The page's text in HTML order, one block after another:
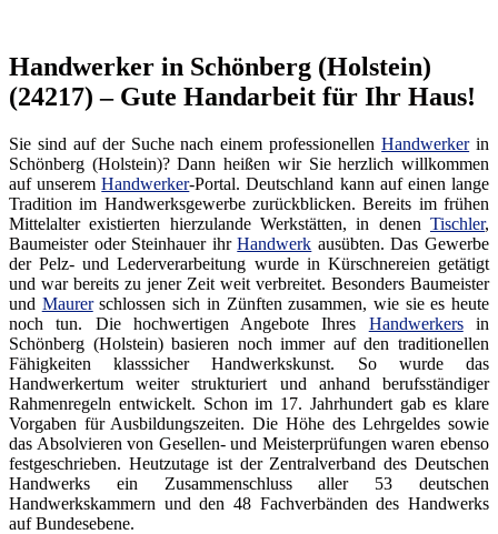
Handwerker in Schönberg (Holstein)
(24217) – Gute Handarbeit für Ihr Haus!
Sie sind auf der Suche nach einem professionellenHandwerkerin
Schönberg (Holstein)? Dann heißen wir Sie herzlich willkommen
auf unseremHandwerker-Portal. Deutschland kann auf einen lange
Tradition im Handwerksgewerbe zurückblicken. Bereits im frühen
Mittelalter existierten hierzulande Werkstätten, in denen Tischler,
Baumeister oder Steinhauer ihrHandwerk ausübten. Das Gewerbe
der Pelz- und Lederverarbeitung wurde in Kürschnereien getätigt
und war bereits zu jener Zeit weit verbreitet. Besonders Baumeister
und Maurerschlossen sich in Zünften zusammen, wie sie es heute
noch tun. Die hochwertigen Angebote Ihres Handwerkersin
Schönberg (Holstein) basieren noch immer auf den traditionellen
Fähigkeiten klasssicher Handwerkskunst. So wurde das
Handwerkertum weiter strukturiert und anhand berufsständiger
Rahmenregeln entwickelt. Schon im 17. Jahrhundert gab es klare
Vorgaben für Ausbildungszeiten. Die Höhe des Lehrgeldes sowie
das Absolvieren von Gesellen- und Meisterprüfungen waren ebenso
festgeschrieben. Heutzutage ist der Zentralverband des Deutschen
Handwerks ein Zusammenschluss aller 53 deutschen
Handwerkskammern und den 48 Fachverbänden des Handwerks
auf Bundesebene.